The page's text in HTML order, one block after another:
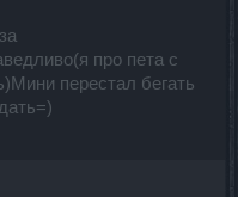
про пета с
перестал бегать